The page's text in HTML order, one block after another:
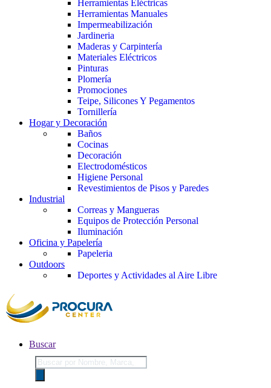
Herramientas Eléctricas
Herramientas Manuales
Impermeabilización
Jardineria
Maderas y Carpintería
Materiales Eléctricos
Pinturas
Plomería
Promociones
Teipe, Silicones Y Pegamentos
Tornillería
Hogar y Decoración
Baños
Cocinas
Decoración
Electrodomésticos
Higiene Personal
Revestimientos de Pisos y Paredes
Industrial
Correas y Mangueras
Equipos de Protección Personal
Iluminación
Oficina y Papelería
Papeleria
Outdoors
Deportes y Actividades al Aire Libre
Buscar
Búsqueda
de
productos